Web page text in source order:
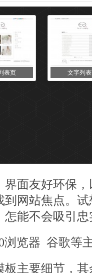
表页 文字列
界面友好环保
网站焦点。
能不会吸引
浏览器 谷歌等
主要细节，